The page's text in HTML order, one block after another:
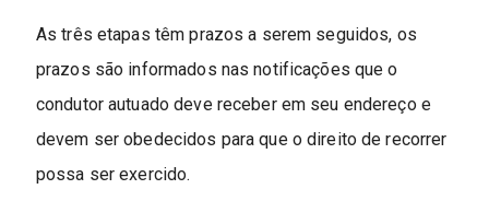
As três etapas têm prazos a serem seguidos, os
prazos são informados nas notificações que o
condutor autuado deve receber em seu endereço e
devem ser obedecidos para que o direito de recorrer
possa ser exercido.